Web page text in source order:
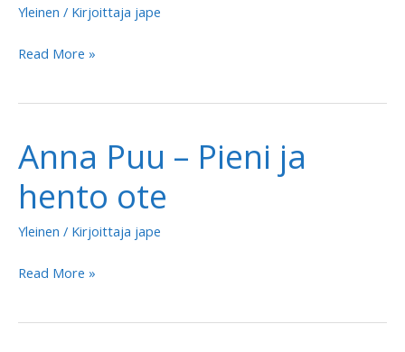
Yleinen / Kirjoittaja jape
Anna
&
Kela
&
Janna
&
Pohjola
Pyhimys
Read More »
Anna Puu – Pieni ja
hento ote
Yleinen / Kirjoittaja jape
Anna
–
Read More »